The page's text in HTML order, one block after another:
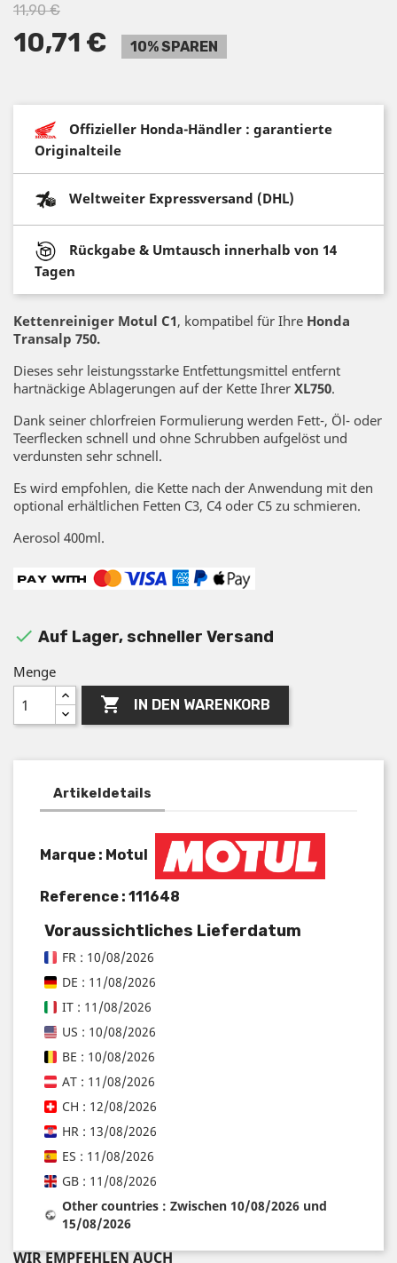
11,90 €
10,71 € 10% SPAREN
Offizieller Honda-Händler : garantierte
Originalteile
Weltweiter Expressversand (DHL)
Rückgabe & Umtausch innerhalb von 14
Tagen
Kettenreiniger Motul C1, kompatibel für Ihre Honda
Transalp 750.
Dieses sehr leistungsstarke Entfettungsmittel entfernt
hartnäckige Ablagerungen auf der Kette Ihrer XL750.
Dank seiner chlorfreien Formulierung werden Fett-, Öl- oder
Teerflecken schnell und ohne Schrubben aufgelöst und
verdunsten sehr schnell.
Es wird empfohlen, die Kette nach der Anwendung mit den
optional erhältlichen Fetten C3, C4 oder C5 zu schmieren.
Aerosol 400ml.
 Auf Lager, schneller Versand
Menge
 IN DEN WARENKORB
Artikeldetails
Marque : Motul
Reference : 111648
Voraussichtliches Lieferdatum
FR : 10/08/2026
DE : 11/08/2026
IT : 11/08/2026
US : 10/08/2026
BE : 10/08/2026
AT : 11/08/2026
CH : 12/08/2026
HR : 13/08/2026
ES : 11/08/2026
GB : 11/08/2026
Other countries : Zwischen 10/08/2026 und
15/08/2026
WIR EMPFEHLEN AUCH